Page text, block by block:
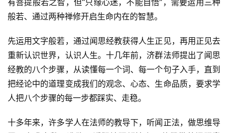
讯
八
点
僧
音
高
僧
访
有菩提般若之智，但“只缘心迷，不能自悟”，需要运用三种
般若、通过两种禅修开启生命内在的智慧。
先运用文字般若，通过闻思经教获得人生正见，再用正见去
重新认识世界，认识人生。十几年前，济群法师提出了闻思
经教的八个步骤，从读懂每一个词、每一个句子入手，直到
把经论中的道理变成我们的观念、心态、生命品质，要求学
人把八个步骤的每一步都踩实、走稳。
十多年来，许多学人在法师的教导下，听闻正法，做思维导